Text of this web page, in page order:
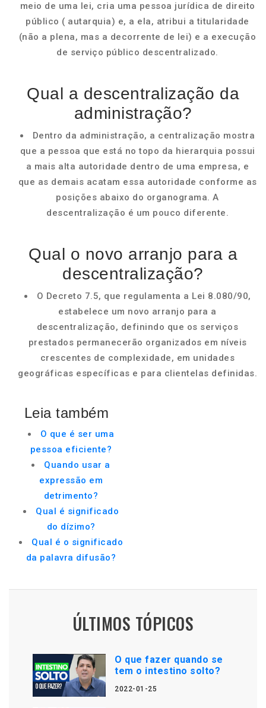
meio de uma lei, cria uma pessoa jurídica de direito
público ( autarquia) e, a ela, atribui a titularidade
(não a plena, mas a decorrente de lei) e a execução
de serviço público descentralizado.
Qual a descentralização da
administração?
Dentro da administração, a centralização mostra
que a pessoa que está no topo da hierarquia possui
a mais alta autoridade dentro de uma empresa, e
que as demais acatam essa autoridade conforme as
posições abaixo do organograma. A
descentralização é um pouco diferente.
Qual o novo arranjo para a
descentralização?
O Decreto 7.5, que regulamenta a Lei 8.080/90,
estabelece um novo arranjo para a
descentralização, definindo que os serviços
prestados permanecerão organizados em níveis
crescentes de complexidade, em unidades
geográficas específicas e para clientelas definidas.
Leia também
O que é ser uma
pessoa eficiente?
Quando usar a
expressão em
detrimento?
Qual é significado
do dízimo?
Qual é o significado
da palavra difusão?
ÚLTIMOS TÓPICOS
O que fazer quando se
tem o intestino solto?
2022-01-25